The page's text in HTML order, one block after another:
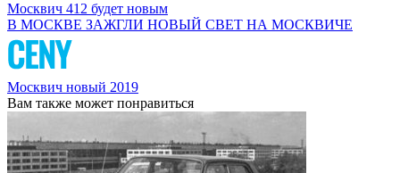
Москвич 412 будет новым
В МОСКВЕ ЗАЖГЛИ НОВЫЙ СВЕТ НА МОСКВИЧЕ
Москвич новый 2019
Вам также может понравиться